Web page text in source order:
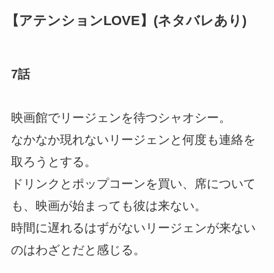
【アテンションLOVE】(ネタバレあり)
7話
映画館でリージェンを待つシャオシー。
なかなか現れないリージェンと何度も連絡を
取ろうとする。
ドリンクとポップコーンを買い、席について
も、映画が始まっても彼は来ない。
時間に遅れるはずがないリージェンが来ない
のはわざとだと感じる。